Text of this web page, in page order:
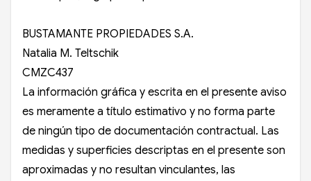
BUSTAMANTE PROPIEDADES S.A.
Natalia M. Teltschik
CMZC437
La información gráfica y escrita en el presente aviso
es meramente a título estimativo y no forma parte
de ningún tipo de documentación contractual. Las
medidas y superficies descriptas en el presente son
aproximadas y no resultan vinculantes, las